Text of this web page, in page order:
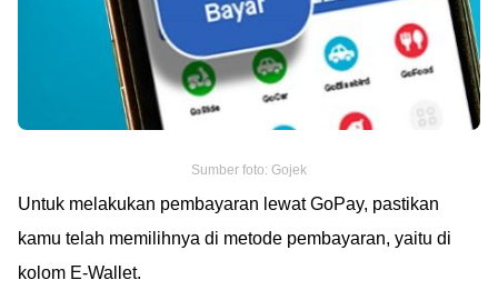
Sumber foto: Gojek
Untuk melakukan pembayaran lewat GoPay, pastikan
kamu telah memilihnya di metode pembayaran, yaitu di
kolom E-Wallet.